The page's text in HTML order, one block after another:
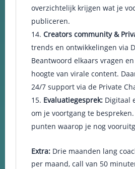
overzichtelijk krijgen wat je
publiceren.
Creators community &
trends en ontwikkelingen via
Beantwoord elkaars vragen
hoogte van virale content.
24/7 support via de Private
Evaluatiegesprek: Digitaal
om je voortgang te
punten waarop je nog
Extra: Drie maanden lang
per maand, call van 50